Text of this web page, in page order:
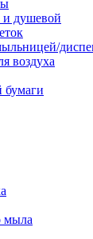
и душевой
воздуха
бумаги
мыла